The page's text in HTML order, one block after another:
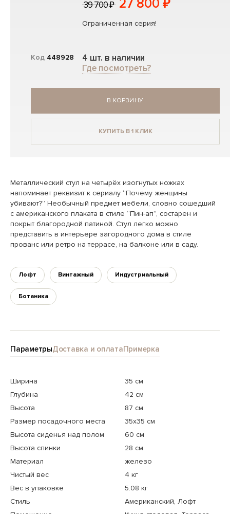
Код 448928
39 700 ₽ 27 800 ₽
Ограниченная серия!
4 шт. в наличии
Где посмотреть?
В КОРЗИНУ
КУПИТЬ В 1 КЛИК
Металлический стул на четырёх изогнутых ножках
напоминает реквизит к сериалу “Почему женщины
убивают?” Необычный предмет мебели, словно сошедший
с американского плаката в стиле “Пин-ап”, состарен и
покрыт благородной патиной. Стул легко можно
представить в интерьере загородного дома в стиле
прованс или ретро на террасе, на балконе или в саду.
Лофт Винтажный Индустриальный
Ботаника
ПараметрыДоставка и оплатаПримерка
Ширина
35 см
Глубина
42 см
Высота
87 см
Размер посадочного места
35x35 см
Высота сиденья над полом
60 см
Высота спинки
28 см
Материал
железо
Чистый вес
4 кг
Вес в упаковке
5.08 кг
Стиль
Американский, Лофт